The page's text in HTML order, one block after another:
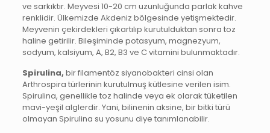
ve sarkıktır. Meyvesi 10-20 cm uzunluğunda parlak kahve
renklidir. Ülkemizde Akdeniz bölgesinde yetişmektedir.
Meyvenin çekirdekleri çıkartılıp kurutulduktan sonra toz
haline getirilir. Bileşiminde potasyum, magnezyum,
sodyum, kalsiyum, A, B2, B3 ve C vitamini bulunmaktadır.
Spirulina, bir filamentöz siyanobakteri cinsi olan
Arthrospira türlerinin kurutulmuş kütlesine verilen isim.
Spirulina, genellikle toz halinde veya ek olarak tüketilen
mavi-yeşil alglerdir. Yani, bilinenin aksine, bir bitki türü
olmayan Spirulina su yosunu diye tanımlanabilir.